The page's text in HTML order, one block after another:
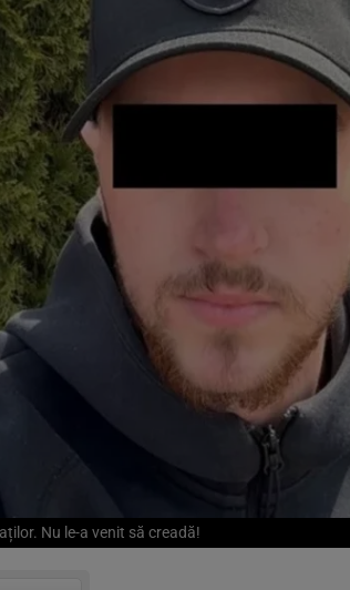
Nu le-a venit să creadă!